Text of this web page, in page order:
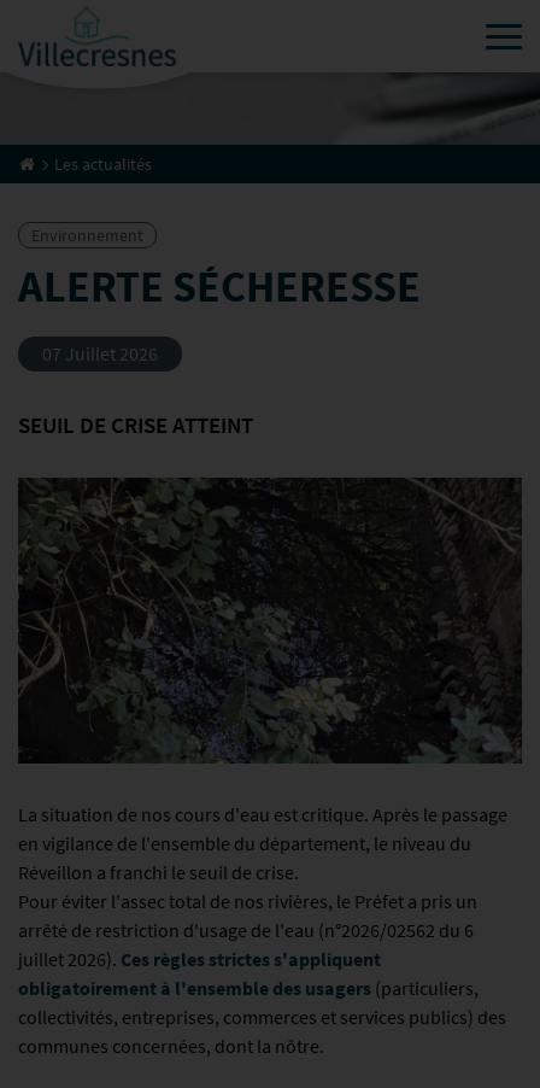
Les actualités
Environnement
ALERTE SÉCHERESSE
07 Juillet 2026
SEUIL DE CRISE ATTEINT
La situation de nos cours d'eau est critique. Après le passage
en vigilance de l'ensemble du département, le niveau du
Réveillon a franchi le seuil de crise.
Pour éviter l'assec total de nos rivières, le Préfet a pris un
arrêté de restriction d'usage de l'eau (n°2026/02562 du 6
juillet 2026). Ces règles strictes s'appliquent
obligatoirement à l'ensemble des usagers (particuliers,
collectivités, entreprises, commerces et services publics) des
communes concernées, dont la nôtre.